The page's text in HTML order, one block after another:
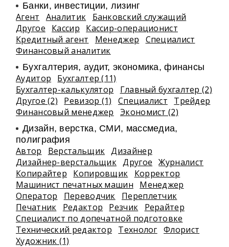
Банки, инвестиции, лизинг
Агент Аналитик
Банковский служащий
Другое
Кассир
Кассир-операционист
Кредитный агент
Менеджер
Специалист
Финансовый аналитик
Бухгалтерия, аудит, экономика, финансы
Аудитор
Бухгалтер (11)
Бухгалтер-калькулятор
Главный бухгалтер (2)
Другое (2)
Ревизор (1) Специалист
Трейдер
Финансовый менеджер
Экономист (2)
Дизайн, верстка, СМИ, массмедиа,
полиграфия
Автор Верстальщик Дизайнер
Дизайнер-верстальщик Другое
Журналист
Копирайтер
Копировщик
Корректор
Машинист печатных машин
Менеджер
Оператор
Переводчик
Переплетчик
Печатник
Редактор Резчик
Рерайтер
Специалист по допечатной подготовке
Технический редактор
Технолог Флорист
Художник (1)